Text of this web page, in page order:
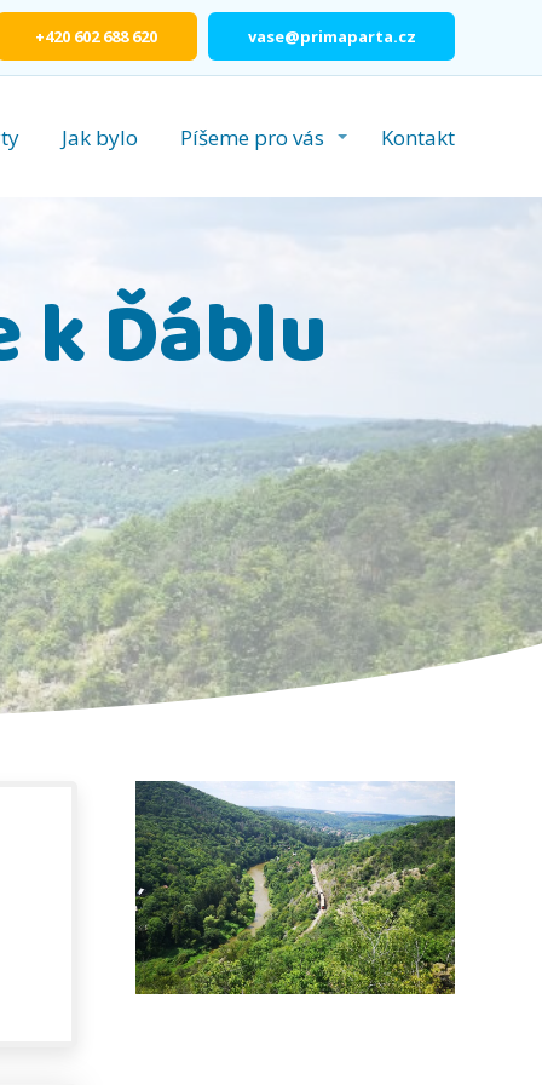
+420 602 688 620 vase@primaparta.cz
Jak bylo Píšeme pro vás Kontakt
k Ďáblu